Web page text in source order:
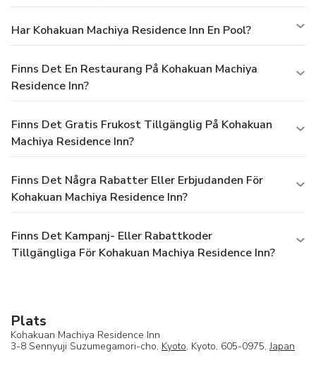
Har Kohakuan Machiya Residence Inn En Pool?
Finns Det En Restaurang På Kohakuan Machiya
Residence Inn?
Finns Det Gratis Frukost Tillgänglig På Kohakuan
Machiya Residence Inn?
Finns Det Några Rabatter Eller Erbjudanden För
Kohakuan Machiya Residence Inn?
Finns Det Kampanj- Eller Rabattkoder
Tillgängliga För Kohakuan Machiya Residence Inn?
Plats
Kohakuan Machiya Residence Inn
3-8 Sennyuji Suzumegamori-cho, Kyoto, Kyoto, 605-0975,Japan